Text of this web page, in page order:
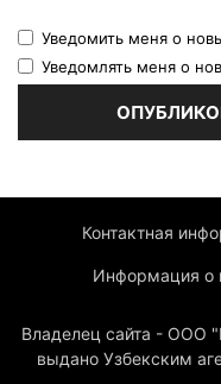
Уведомить меня о
Уведомлять меня о
Контактная
Информация о
Владелец сайта - ООО
выдано Узбекским